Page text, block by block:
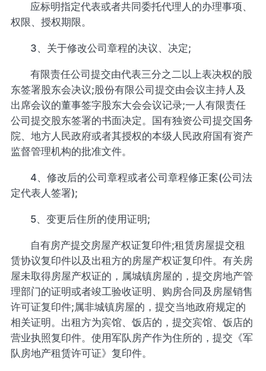
应标明指定代表或者共同委托代理人的办理事项、
权限、授权期限。
3、关于修改公司章程的决议、决定;
有限责任公司提交由代表三分之二以上表决权的股
东签署股东会决议;股份有限公司提交由会议主持人及
出席会议的董事签字股东大会会议记录;一人有限责任
公司提交股东签署的书面决定。国有独资公司提交国务
院、地方人民政府或者其授权的本级人民政府国有资产
监督管理机构的批准文件。
4、修改后的公司章程或者公司章程修正案(公司法
定代表人签署);
5、变更后住所的使用证明;
自有房产提交房屋产权证复印件;租赁房屋提交租
赁协议复印件以及出租方的房屋产权证复印件。有关房
屋未取得房屋产权证的，属城镇房屋的，提交房地产管
理部门的证明或者竣工验收证明、购房合同及房屋销售
许可证复印件;属非城镇房屋的，提交当地政府规定的
相关证明。出租方为宾馆、饭店的，提交宾馆、饭店的
营业执照复印件。使用军队房产作为住所的，提交《军
队房地产租赁许可证》复印件。